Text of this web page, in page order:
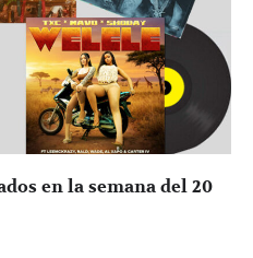
en la semana del 20